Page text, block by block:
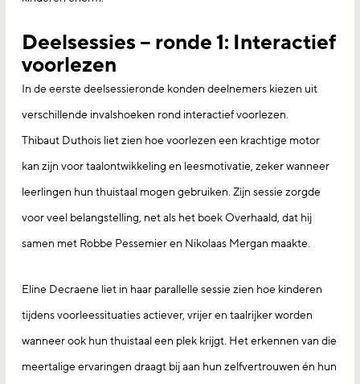
Deelsessies – ronde 1: Interactief
voorlezen
In de eerste deelsessieronde konden deelnemers kiezen uit
verschillende invalshoeken rond interactief voorlezen.
Thibaut Duthois liet zien hoe voorlezen een krachtige motor
kan zijn voor taalontwikkeling en leesmotivatie, zeker wanneer
leerlingen hun thuistaal mogen gebruiken. Zijn sessie zorgde
voor veel belangstelling, net als het boek Overhaald, dat hij
samen met Robbe Pessemier en Nikolaas Mergan maakte.
Eline Decraene liet in haar parallelle sessie zien hoe kinderen
tijdens voorleessituaties actiever, vrijer en taalrijker worden
wanneer ook hun thuistaal een plek krijgt. Het erkennen van die
meertalige ervaringen draagt bij aan hun zelfvertrouwen én hun